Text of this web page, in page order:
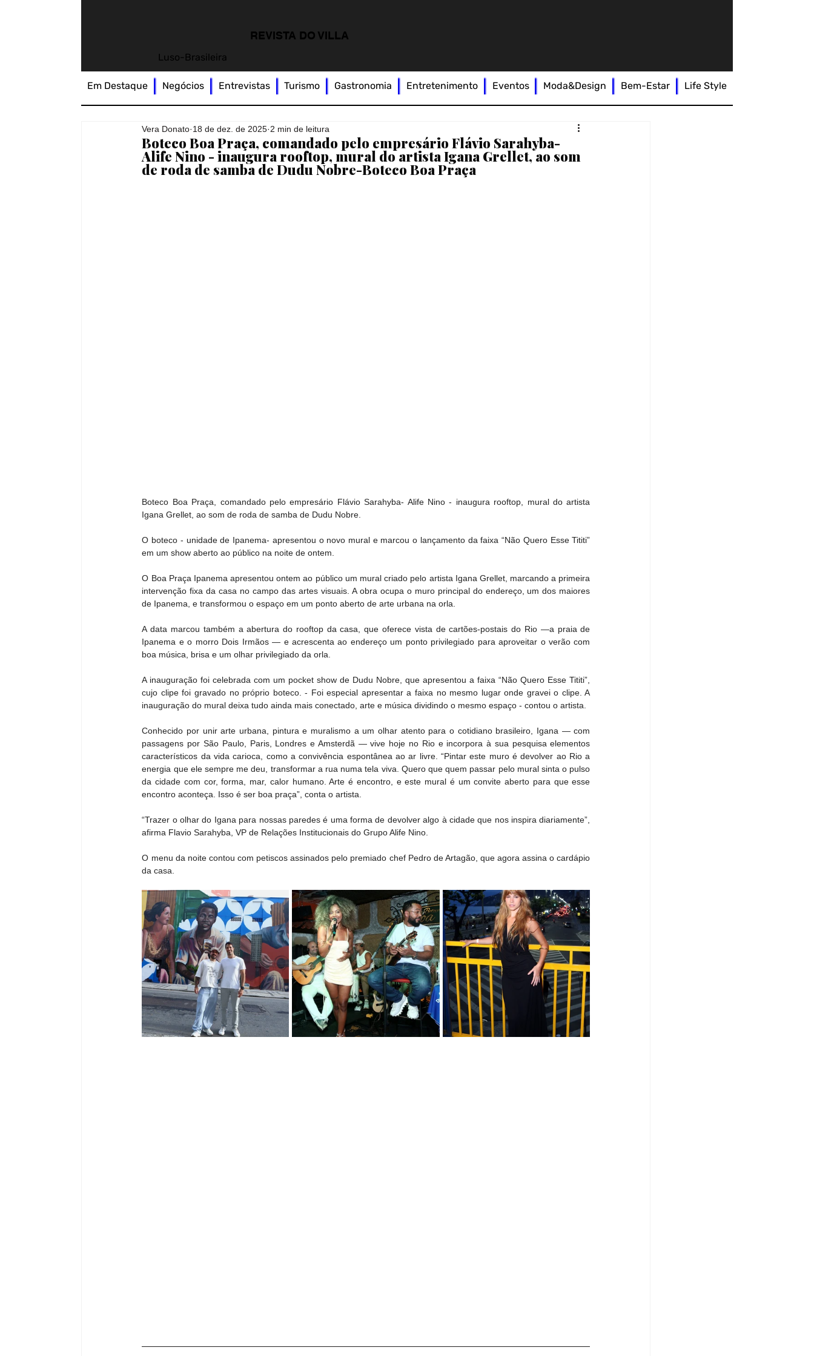
REVISTA DO VILLA
Luso-Brasileira
Boteco Boa Praça, comandado pelo empresário Flávio Sarahyba-
Alife Nino - inaugura rooftop, mural do artista Igana Grellet, ao som
de roda de samba de Dudu Nobre-Boteco Boa Praça
Vera Donato 18 de dez. de 2025 2 min de leitura
Boteco Boa Praça, comandado pelo empresário Flávio Sarahyba- Alife Nino - inaugura rooftop, mural do artista
Igana Grellet, ao som de roda de samba de Dudu Nobre.
O boteco - unidade de Ipanema- apresentou o novo mural e marcou o lançamento da faixa “Não Quero Esse Tititi”
em um show aberto ao público na noite de ontem.
O Boa Praça Ipanema apresentou ontem ao público um mural criado pelo artista Igana Grellet, marcando a primeira
intervenção fixa da casa no campo das artes visuais. A obra ocupa o muro principal do endereço, um dos maiores
de Ipanema, e transformou o espaço em um ponto aberto de arte urbana na orla.
A data marcou também a abertura do rooftop da casa, que oferece vista de cartões-postais do Rio —a praia de
Ipanema e o morro Dois Irmãos — e acrescenta ao endereço um ponto privilegiado para aproveitar o verão com
boa música, brisa e um olhar privilegiado da orla.
A inauguração foi celebrada com um pocket show de Dudu Nobre, que apresentou a faixa “Não Quero Esse Tititi”,
cujo clipe foi gravado no próprio boteco. - Foi especial apresentar a faixa no mesmo lugar onde gravei o clipe. A
inauguração do mural deixa tudo ainda mais conectado, arte e música dividindo o mesmo espaço - contou o artista.
Conhecido por unir arte urbana, pintura e muralismo a um olhar atento para o cotidiano brasileiro, Igana — com
passagens por São Paulo, Paris, Londres e Amsterdã — vive hoje no Rio e incorpora à sua pesquisa elementos
característicos da vida carioca, como a convivência espontânea ao ar livre. “Pintar este muro é devolver ao Rio a
energia que ele sempre me deu, transformar a rua numa tela viva. Quero que quem passar pelo mural sinta o pulso
da cidade com cor, forma, mar, calor humano. Arte é encontro, e este mural é um convite aberto para que esse
encontro aconteça. Isso é ser boa praça”, conta o artista.
“Trazer o olhar do Igana para nossas paredes é uma forma de devolver algo à cidade que nos inspira diariamente”,
afirma Flavio Sarahyba, VP de Relações Institucionais do Grupo Alife Nino.
O menu da noite contou com petiscos assinados pelo premiado chef Pedro de Artagão, que agora assina o cardápio
da casa.
Em Destaque Negócios Entrevistas Turismo Gastronomia Entretenimento Eventos Moda&Design Bem-Estar Life Style